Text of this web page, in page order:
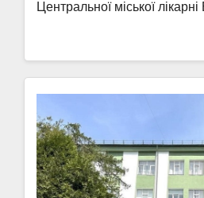
Центральної міської